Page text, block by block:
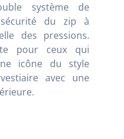
système de
du zip à
des pressions.
pour ceux qui
icône du style
avec une